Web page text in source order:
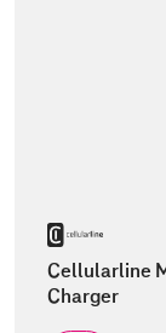
Cellularline
Charger